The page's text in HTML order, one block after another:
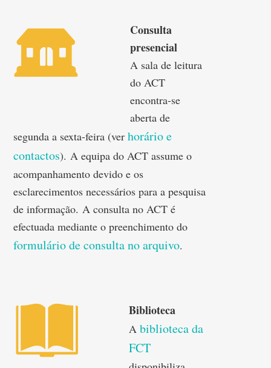
Consulta
presencial
A sala de leitura
do ACT
encontra-se
aberta de
segunda a sexta-feira (verhorário e
contactos). A equipa do ACT assume o
acompanhamento devido e os
esclarecimentos necessários para a pesquisa
de informação. A consulta no ACT é
efectuada mediante o preenchimento do
formulário de consulta no arquivo.
Biblioteca
Abiblioteca da
FCT